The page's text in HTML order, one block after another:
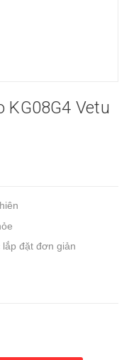
KG08G4 Vetu
đặt đơn giản